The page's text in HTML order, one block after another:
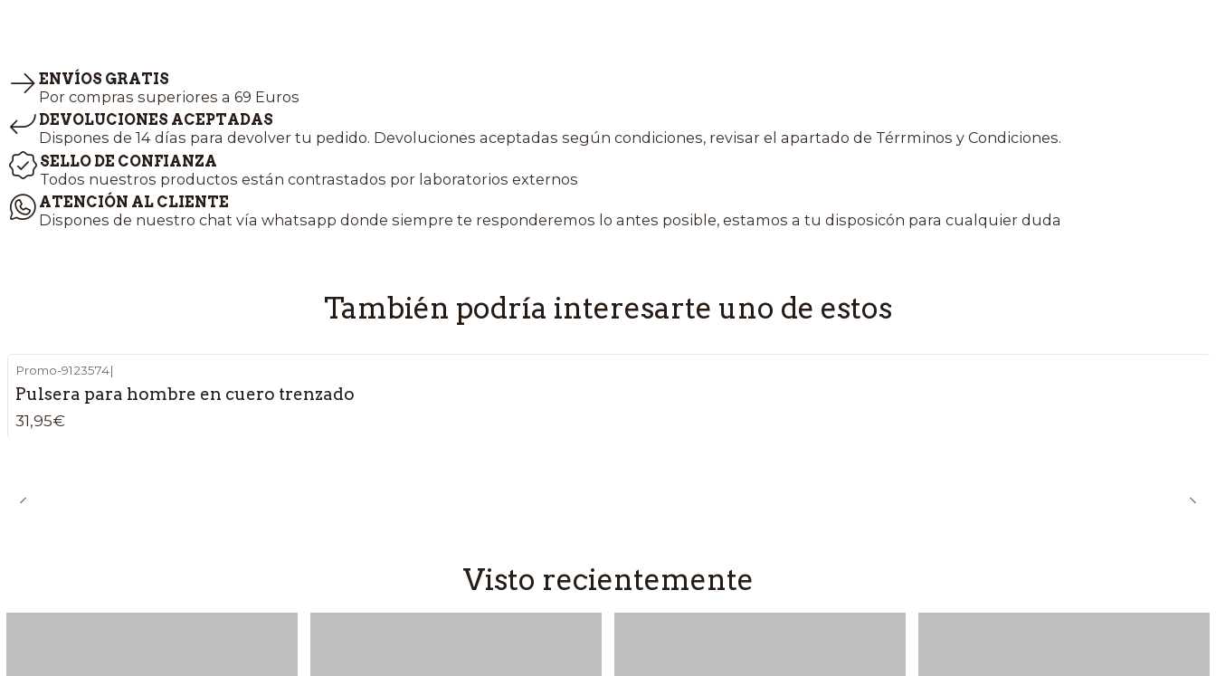
ENVÍOS GRATIS
Por compras superiores a 69 Euros
DEVOLUCIONES ACEPTADAS
Dispones de 14 días para devolver tu pedido. Devoluciones aceptadas según condiciones, revisar el apartado de Térrminos y Condiciones.
SELLO DE CONFIANZA
Todos nuestros productos están contrastados por laboratorios externos
ATENCIÓN AL CLIENTE
Dispones de nuestro chat vía whatsapp donde siempre te responderemos lo antes posible, estamos a tu disposicón para cualquier duda
También podría interesarte uno de estos
Promo-9123574|
Pulsera para hombre en cuero trenzado
31,95€
Visto recientemente